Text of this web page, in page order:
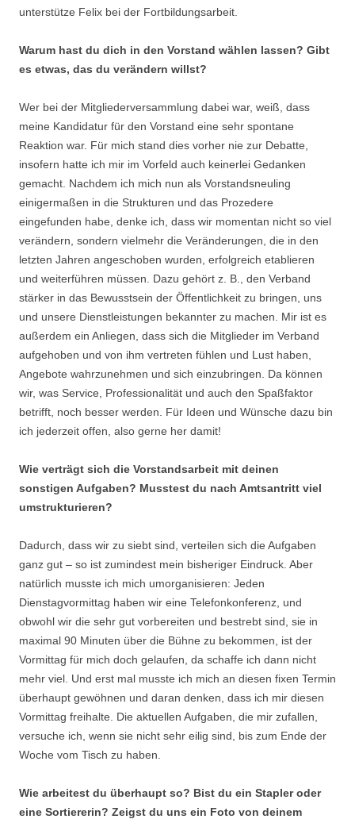
unterstütze Felix bei der Fortbildungsarbeit.
Warum hast du dich in den Vorstand wählen lassen? Gibt
es etwas, das du verändern willst?
Wer bei der Mitgliederversammlung dabei war, weiß, dass
meine Kandidatur für den Vorstand eine sehr spontane
Reaktion war. Für mich stand dies vorher nie zur Debatte,
insofern hatte ich mir im Vorfeld auch keinerlei Gedanken
gemacht. Nachdem ich mich nun als Vorstandsneuling
einigermaßen in die Strukturen und das Prozedere
eingefunden habe, denke ich, dass wir momentan nicht so viel
verändern, sondern vielmehr die Veränderungen, die in den
letzten Jahren angeschoben wurden, erfolgreich etablieren
und weiterführen müssen. Dazu gehört z. B., den Verband
stärker in das Bewusstsein der Öffentlichkeit zu bringen, uns
und unsere Dienstleistungen bekannter zu machen. Mir ist es
außerdem ein Anliegen, dass sich die Mitglieder im Verband
aufgehoben und von ihm vertreten fühlen und Lust haben,
Angebote wahrzunehmen und sich einzubringen. Da können
wir, was Service, Professionalität und auch den Spaßfaktor
betrifft, noch besser werden. Für Ideen und Wünsche dazu bin
ich jederzeit offen, also gerne her damit!
Wie verträgt sich die Vorstandsarbeit mit deinen
sonstigen Aufgaben? Musstest du nach Amtsantritt viel
umstrukturieren?
Dadurch, dass wir zu siebt sind, verteilen sich die Aufgaben
ganz gut – so ist zumindest mein bisheriger Eindruck. Aber
natürlich musste ich mich umorganisieren: Jeden
Dienstagvormittag haben wir eine Telefonkonferenz, und
obwohl wir die sehr gut vorbereiten und bestrebt sind, sie in
maximal 90 Minuten über die Bühne zu bekommen, ist der
Vormittag für mich doch gelaufen, da schaffe ich dann nicht
mehr viel. Und erst mal musste ich mich an diesen fixen Termin
überhaupt gewöhnen und daran denken, dass ich mir diesen
Vormittag freihalte. Die aktuellen Aufgaben, die mir zufallen,
versuche ich, wenn sie nicht sehr eilig sind, bis zum Ende der
Woche vom Tisch zu haben.
Wie arbeitest du überhaupt so? Bist du ein Stapler oder
eine Sortiererin? Zeigst du uns ein Foto von deinem